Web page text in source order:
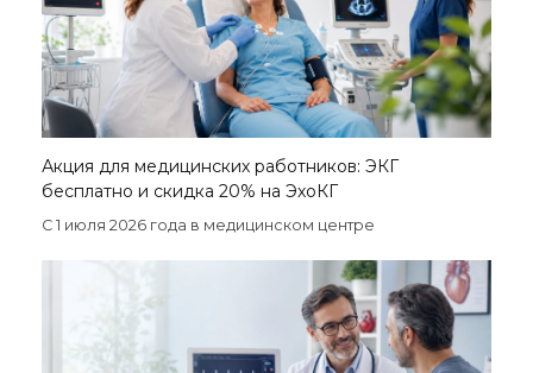
Акция для медицинских работников: ЭКГ
бесплатно и скидка 20% на ЭхоКГ
С 1 июля 2026 года в медицинском центре